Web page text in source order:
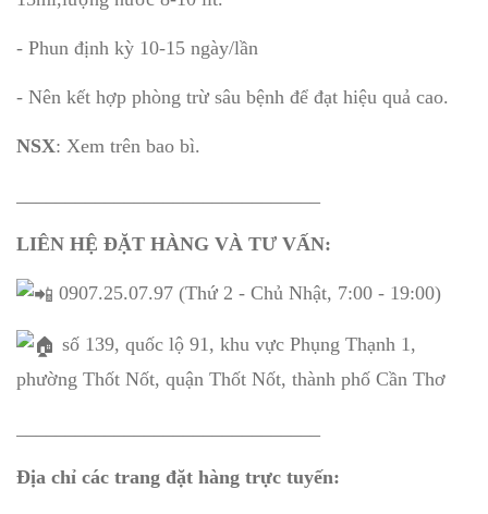
- Phun định kỳ 10-15 ngày/lần
- Nên kết hợp phòng trừ sâu bệnh để đạt hiệu quả cao.
NSX: Xem trên bao bì.
LIÊN HỆ ĐẶT HÀNG VÀ TƯ VẤN:
0907.25.07.97 (Thứ 2 - Chủ Nhật, 7:00 - 19:00)
số 139, quốc lộ 91, khu vực Phụng Thạnh 1,
phường Thốt Nốt, quận Thốt Nốt, thành phố Cần Thơ
Địa chỉ các trang đặt hàng trực tuyến: